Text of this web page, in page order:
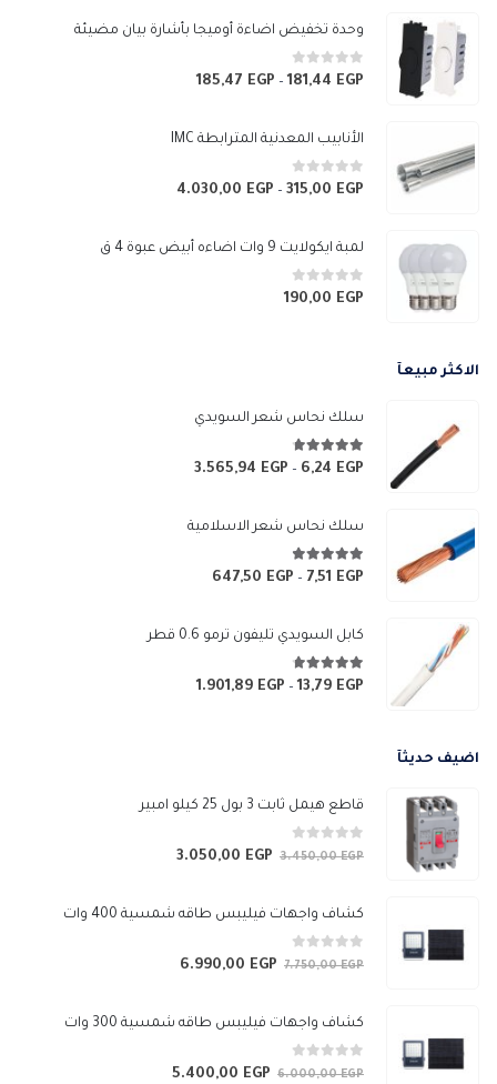
وحدة تخفيض اضاءة أوميجا بأشارة بيان مضيئة
0من 5181,44 EGP
–
185,47 EGP
من
خلال
الأنابيب المعدنية المترابطة IMC
0من 5315,00 EGP
–
4.030,00 EGP
من
لمبة ايكولايت 9 وات اضاءه أبيض عبوة 4 ق
0من 5190,00 EGP
الاكثر مبيعآ
سلك نحاس شعر السويدي
4.67 من 5
6,24 EGP
–
3.565,94 EGP
نطاق
منسلك نحاس شعر الاسلامية
4.83 من 5
7,51 EGP
–
647,50 EGP
من
خلال
كابل السويدي تليفون ترمو 0.6 قطر
4.67 من 5
13,79 EGP
–
1.901,89 EGP
اضيف حديثآ
قاطع هيمل ثابت 3 بول 25 كيلو امبير
0 من 53.450,00EGP
السعر
هو:
3.050,00 EGP
السعر
هو:
كشاف واجهات فيليبس طاقه شمسية 400 وات
0 من 57.750,00EGP
السعر
هو:
6.990,00 EGP
هو:
كشاف واجهات فيليبس طاقه شمسية 300 وات
0 من 56.000,00EGP
السعر5.400,00 EGP
السعر